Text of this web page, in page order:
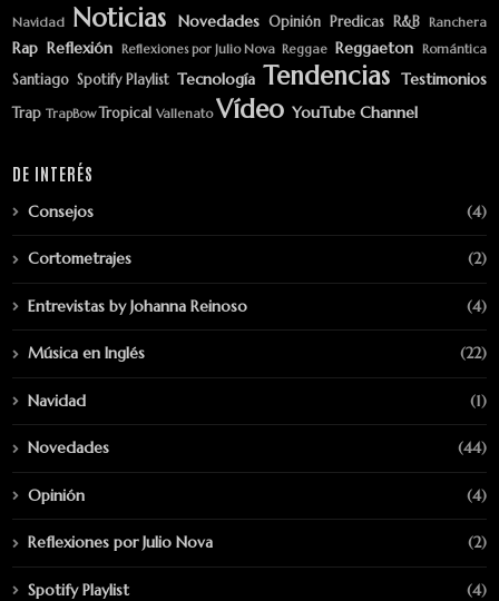
Navidad Noticias Novedades Opinión Predicas R&B Ranchera
Rap Reflexión Reflexiones por Julio Nova Reggae Reggaeton Romántica
Santiago Spotify Playlist Tecnología Tendencias Testimonios
Trap TrapBow Tropical Vallenato Vídeo YouTube Channel
DE INTERÉS
Consejos (4)
Cortometrajes (2)
Entrevistas by Johanna Reinoso (4)
Música en Inglés (22)
Navidad (1)
Novedades (44)
Opinión (4)
Reflexiones por Julio Nova (2)
Spotify Playlist (4)